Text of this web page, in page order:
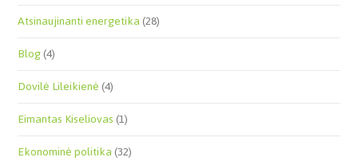
Atsinaujinanti energetika(28)
Blog(4)
Dovilė Lileikienė(4)
Eimantas Kiseliovas(1)
Ekonominė politika(32)